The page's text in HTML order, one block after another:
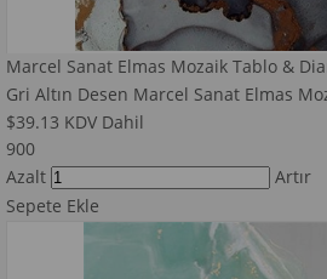
Marcel Sanat Elmas Mozaik Tablo &
Gri Altın Desen Marcel Sanat Elmas
$39.13 KDV Dahil
900
Azalt
Artır
Sepete Ekle